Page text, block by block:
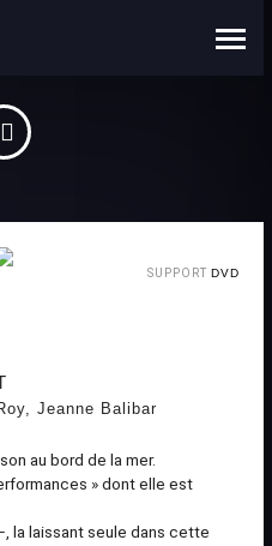
SUPPORT DVD
Jeanne Balibar
au bord de la mer.
» dont elle est
la laissant seule dans cette